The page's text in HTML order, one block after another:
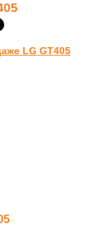
LG GT405